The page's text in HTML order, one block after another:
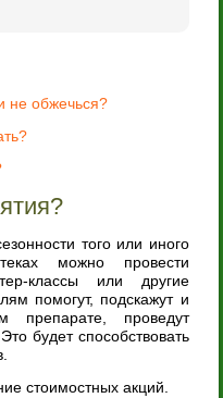
не обжечься?
того или иного
можно провести
классы или другие
помогут, подскажут и
проведут
будет способствовать
стоимостных акций.